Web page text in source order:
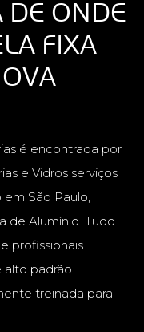
DE ONDE
FIXA
é encontrada por
e Vidros serviços
São Paulo,
de Alumínio. Tudo
profissionais
alto padrão.
treinada para